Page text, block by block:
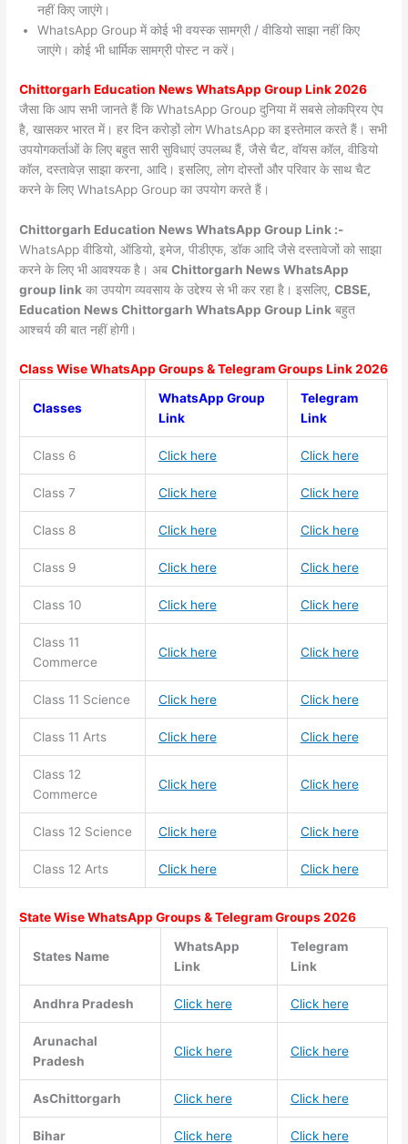
नहीं किए जाएंगे।
WhatsApp Group में कोई भी वयस्क सामग्री / वीडियो साझा नहीं किए
जाएंगे। कोई भी धार्मिक सामग्री पोस्ट न करें।
ChittorgarhEducation News WhatsApp Group Link 2026
जैसा कि आप सभी जानते हैं कि WhatsApp Group दुनिया में सबसे लोकप्रिय ऐप
है, खासकर भारत में। हर दिन करोड़ों लोग WhatsApp का इस्तेमाल करते हैं। सभी
उपयोगकर्ताओं के लिए बहुत सारी सुविधाएं उपलब्ध हैं, जैसे चैट, वॉयस कॉल, वीडियो
कॉल, दस्तावेज़ साझा करना, आदि। इसलिए, लोग दोस्तों और परिवार के साथ चैट
करने के लिए WhatsApp Group का उपयोग करते हैं।
Chittorgarh Education News WhatsApp Group Link :-
WhatsApp वीडियो, ऑडियो, इमेज, पीडीएफ, डॉक आदि जैसे दस्तावेजों को साझा
करने के लिए भी आवश्यक है। अबChittorgarh NewsWhatsApp
group link का उपयोग व्यवसाय के उद्देश्य से भी कर रहा है। इसलिए,CBSE,
Education News Chittorgarh WhatsApp Group Link बहुत
आश्चर्य की बात नहीं होगी।
Class Wise WhatsApp Groups & Telegram Groups Link 2026
Classes
WhatsApp Group
Link
Telegram
Link
Class 6 Click here Click here
Class 7 Click here Click here
Class 8 Click here Click here
Class 9 Click here Click here
Class 10 Click here Click here
Class 11
Commerce
Click here Click here
Class 11 Science Click here Click here
Class 11 Arts Click here Click here
Class 12
Commerce
Click here Click here
Class 12 Science Click here Click here
Class 12 Arts Click here Click here
State Wise WhatsApp Groups & Telegram Groups 2026
States Name
WhatsApp
Link
Telegram
Link
Andhra Pradesh Click here Click here
Arunachal
Pradesh
Click here Click here
AsChittorgarh Click here Click here
Bihar Click here Click here